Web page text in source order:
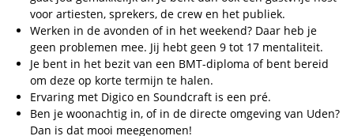
voor artiesten, sprekers, de crew en het publiek.
Werken in de avonden of in het weekend? Daar heb je
geen problemen mee. Jij hebt geen 9 tot 17 mentaliteit.
Je bent in het bezit van een BMT-diploma of bent bereid
om deze op korte termijn te halen.
Ervaring met Digico en Soundcraft is een pré.
Ben je woonachtig in, of in de directe omgeving van Uden?
Dan is dat mooi meegenomen!